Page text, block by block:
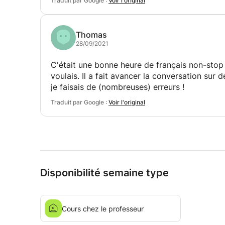
de compétence. C'est une excellente aide
mon niveau de langue notamment serait
en vocabulaire, je me suis toujours retenu
que j'ai rencontré Sylvain et après de
l'utilisation de mon français oral, qui n'est
tout le temps qu'il a investi - à grand prix -
Mon objectif principal est désormais de
quelque chose de plus fluide. Je n'ai aucun
Thomas
28/09/2021
C'était une bonne heure de français non-
voulais. Il a fait avancer la conversation sur
je faisais de (nombreuses) erreurs !
Traduit par Google : Voir l'original
Disponibilité semaine type
Cours chez le professeur